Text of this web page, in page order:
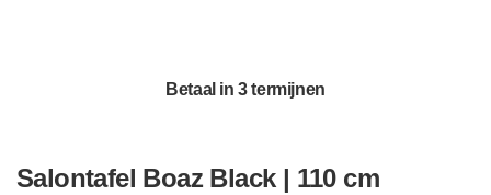
Betaal in 3 termijnen
Salontafel Boaz Black | 110 cm